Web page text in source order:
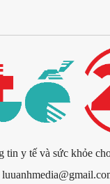
tin y tế và sức khỏe